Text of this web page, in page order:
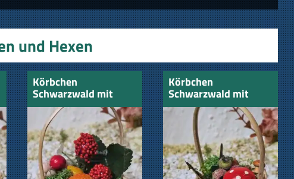
und Hexen
Körbchen
Schwarzwald mit
Obst und Beeren
Körbchen
Schwarzwald mit
Fliegenpilz